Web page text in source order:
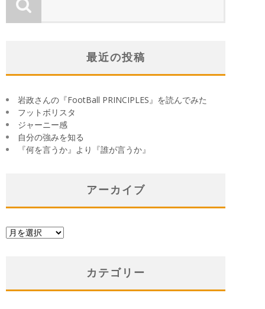
最近の投稿
岩政さんの『FootBall PRINCIPLES』を読んでみた
フットボリスタ
ジャーニー感
自分の強みを知る
『何を言うか』より『誰が言うか』
アーカイブ
ア
カテゴリー